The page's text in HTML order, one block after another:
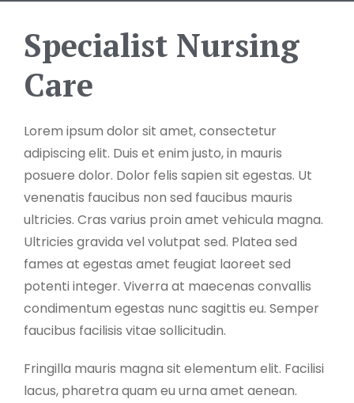
Specialist Nursing
Care
Lorem ipsum dolor sit amet, consectetur
adipiscing elit. Duis et enim justo, in mauris
posuere dolor. Dolor felis sapien sit egestas. Ut
venenatis faucibus non sed faucibus mauris
ultricies. Cras varius proin amet vehicula magna.
Ultricies gravida vel volutpat sed. Platea sed
fames at egestas amet feugiat laoreet sed
potenti integer. Viverra at maecenas convallis
condimentum egestas nunc sagittis eu. Semper
faucibus facilisis vitae sollicitudin.
Fringilla mauris magna sit elementum elit. Facilisi
lacus, pharetra quam eu urna amet aenean.